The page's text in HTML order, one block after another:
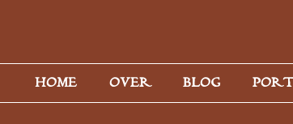
HOME OVER BLOG